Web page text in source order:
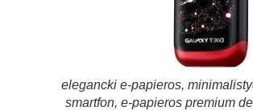
elegancki e-papieros,
smartfon, e-papieros premium